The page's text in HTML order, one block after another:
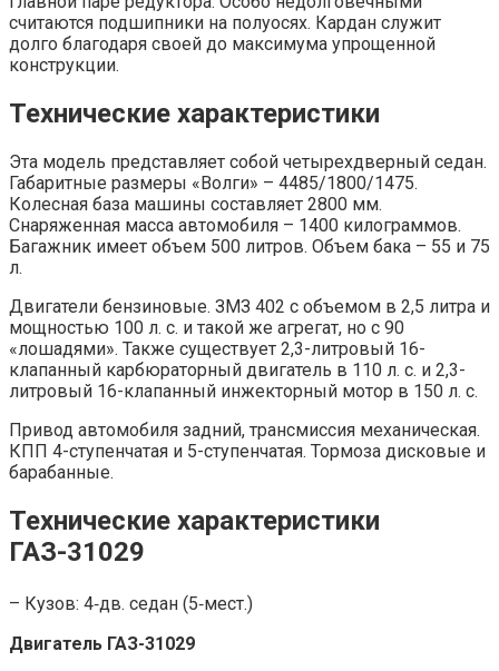
считаются подшипники на полуосях. Кардан служит
долго благодаря своей до максимума упрощенной
конструкции.
Технические характеристики
Эта модель представляет собой четырехдверный седан.
Габаритные размеры «Волги» – 4485/1800/1475.
Колесная база машины составляет 2800 мм.
Снаряженная масса автомобиля – 1400 килограммов.
Багажник имеет объем 500 литров. Объем бака – 55 и 75
л.
Двигатели бензиновые. ЗМЗ 402 с объемом в 2,5 литра и
мощностью 100 л. с. и такой же агрегат, но с 90
«лошадями». Также существует 2,3-литровый 16-
клапанный карбюраторный двигатель в 110 л. с. и 2,3-
литровый 16-клапанный инжекторный мотор в 150 л. с.
Привод автомобиля задний, трансмиссия механическая.
КПП 4-ступенчатая и 5-ступенчатая. Тормоза дисковые и
барабанные.
Технические характеристики
ГАЗ-31029
– Кузов: 4‑дв. седан (5‑мест.)
Двигатель ГАЗ-31029